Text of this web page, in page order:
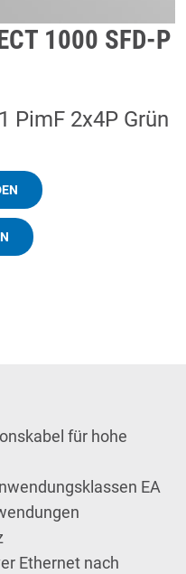
1000 SFD-P
PimF 2x4P Grün
für hohe
EA
Ethernet nach